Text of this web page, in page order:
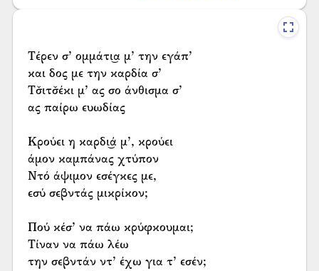
Τέρεν σ’ ομμάτι͜α μ’ την εγάπ’
και δος με την καρδία σ’
Τσ̌ιτσ̌έκι μ’ ας σο άνθισμα σ’
ας παίρω ευωδίας
Κρούει η καρδι͜ά μ’, κρούει
άμον καμπάνας χτύπον
Ντό άψιμον εσέγκες με,
εσύ σεβντάς μικρίκον;
Πού κέσ’ να πάω κρύφκουμαι;
Τίναν να πάω λέω
την σεβντάν ντ’ έχω για τ’ εσέν;